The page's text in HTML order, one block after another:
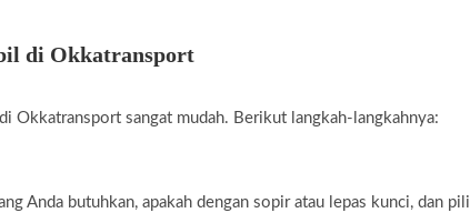
di Okkatransport
Okkatransport sangat mudah. Berikut langkah-langkahnya:
Anda butuhkan, apakah dengan sopir atau lepas kunci, dan